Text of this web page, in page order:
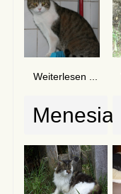
Weiterlesen ...
Menesia